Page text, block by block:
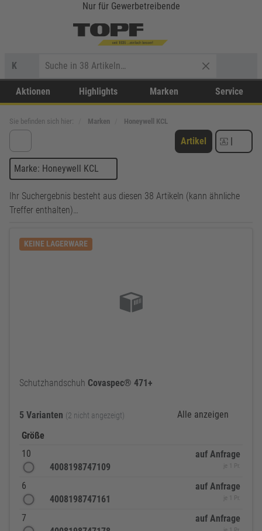
Nur für Gewerbetreibende
K
Aktionen Highlights Marken Service
Sie befinden sich hier: Marken Honeywell KCL
Artikel |
Marke: Honeywell KCL
Ihr Suchergebnis besteht aus diesen 38 Artikeln (kann ähnliche
Treffer enthalten)…
KEINE LAGERWARE
Schutzhandschuh Covaspec® 471+
5 Varianten (2 nicht angezeigt)
Alle anzeigen
Größe
10
4008198747109
auf Anfrage
je 1 Pr.
6
4008198747161
auf Anfrage
je 1 Pr.
7
auf Anfrage